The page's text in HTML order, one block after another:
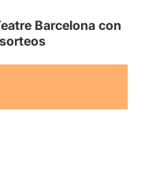
Barcelona con